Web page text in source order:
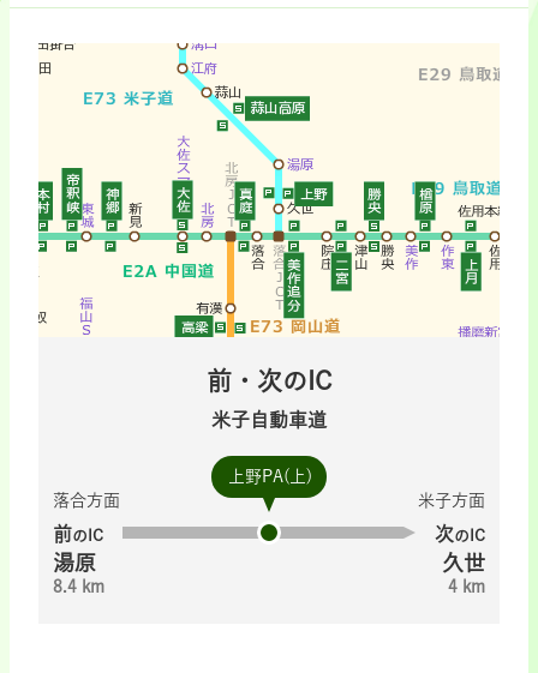
前・次のIC
米子自動車道
上野PA(上)
落合方面
前のIC
湯原
8.4 km
米子方面
次のIC
久世
4 km